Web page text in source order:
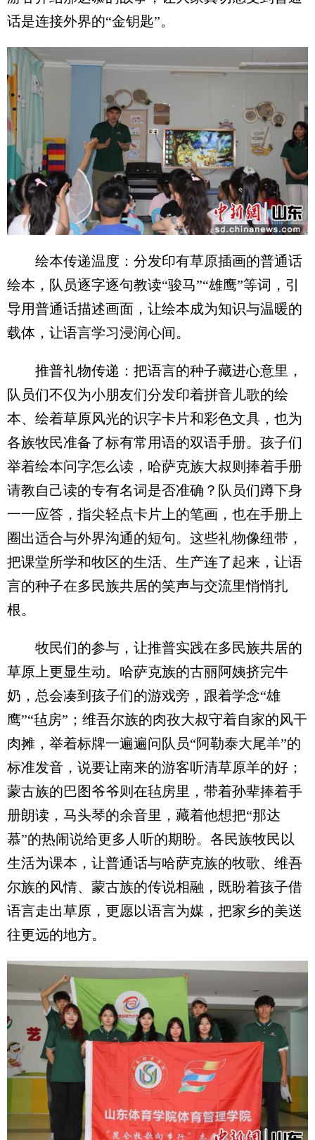
话是连接外界的“金钥匙”。
绘本传递温度：分发印有草原插画的普通话
绘本，队员逐字逐句教读“骏马”“雄鹰”等词，引
导用普通话描述画面，让绘本成为知识与温暖的
载体，让语言学习浸润心间。
推普礼物传递：把语言的种子藏进心意里，
队员们不仅为小朋友们分发印着拼音儿歌的绘
本、绘着草原风光的识字卡片和彩色文具，也为
各族牧民准备了标有常用语的双语手册。孩子们
举着绘本问字怎么读，哈萨克族大叔则捧着手册
请教自己读的专有名词是否准确？队员们蹲下身
一一应答，指尖轻点卡片上的笔画，也在手册上
圈出适合与外界沟通的短句。这些礼物像纽带，
把课堂所学和牧区的生活、生产连了起来，让语
言的种子在多民族共居的笑声与交流里悄悄扎
根。
牧民们的参与，让推普实践在多民族共居的
草原上更显生动。哈萨克族的古丽阿姨挤完牛
奶，总会凑到孩子们的游戏旁，跟着学念“雄
鹰”“毡房”；维吾尔族的肉孜大叔守着自家的风干
肉摊，举着标牌一遍遍问队员“阿勒泰大尾羊”的
标准发音，说要让南来的游客听清草原羊的好；
蒙古族的巴图爷爷则在毡房里，带着孙辈捧着手
册朗读，马头琴的余音里，藏着他想把“那达
慕”的热闹说给更多人听的期盼。各民族牧民以
生活为课本，让普通话与哈萨克族的牧歌、维吾
尔族的风情、蒙古族的传说相融，既盼着孩子借
语言走出草原，更愿以语言为媒，把家乡的美送
往更远的地方。